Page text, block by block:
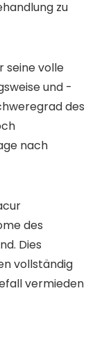
zu
seine volle
und -
des
nach
des
Dies
vollständig
vermieden